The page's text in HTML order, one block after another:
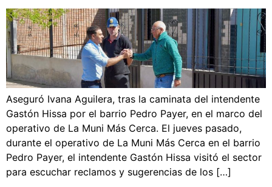
Aseguró Ivana Aguilera, tras la caminata del intendente
Gastón Hissa por el barrio Pedro Payer, en el marco del
operativo de La Muni Más Cerca. El jueves pasado,
durante el operativo de La Muni Más Cerca en el barrio
Pedro Payer, el intendente Gastón Hissa visitó el sector
para escuchar reclamos y sugerencias de los […]